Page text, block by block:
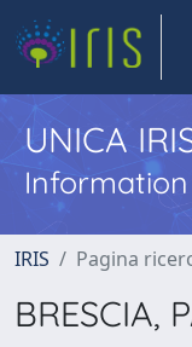
UNICA
IRIS Pagina
BRESCIA,